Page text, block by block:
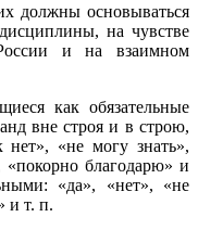
должны основываться
на чувстве
и на взаимном
как обязательные
вне строя и в строю,
нет», «не могу знать»,
«покорно благодарю» и
«да», «нет», «не
и т. п.